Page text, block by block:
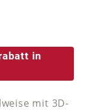
5 Sternen
in
mit 3D-